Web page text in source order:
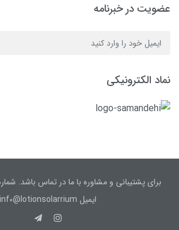
عضویت در خبرنامه
نماد الکترونیکی
برای پشتیبانی و مشاوره با ما در تماس باشد. شماره تماس
ایمیل inf0@lotionsolarrium